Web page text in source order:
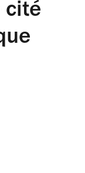
cité